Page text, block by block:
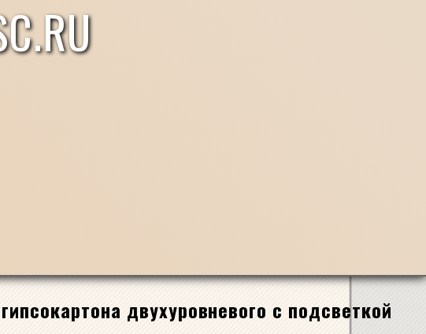
двухуровневого с подсветкой